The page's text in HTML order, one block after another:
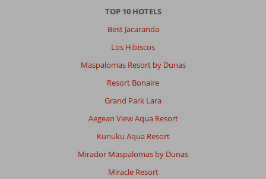
TOP 10 HOTELS
Best Jacaranda
Los Hibiscos
Maspalomas Resort by Dunas
Resort Bonaire
Grand Park Lara
Aegean View Aqua Resort
Kunuku Aqua Resort
Mirador Maspalomas by Dunas
Miracle Resort